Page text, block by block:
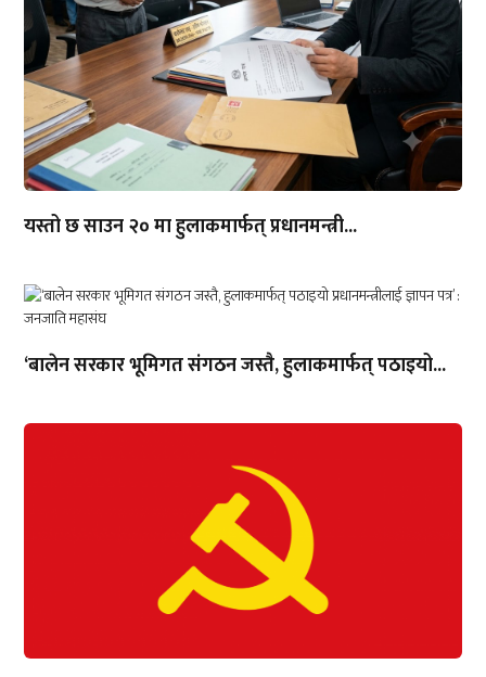
यस्तो छ साउन २० मा हुलाकमार्फत् प्रधानमन्त्री...
‘बालेन सरकार भूमिगत संगठन जस्तै, हुलाकमार्फत् पठाइयो...